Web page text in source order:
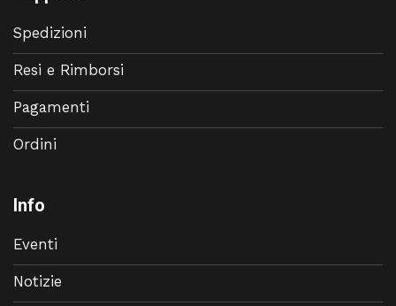
Spedizioni
Resi e Rimborsi
Pagamenti
Ordini
Info
Eventi
Notizie